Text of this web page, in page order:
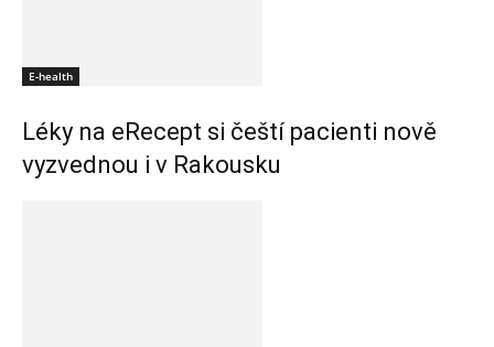
E-health
Léky na eRecept si čeští pacienti nově
vyzvednou i v Rakousku